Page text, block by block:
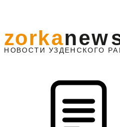
НО ВОСТИ УЗДЕНС КО ГО Р
zorkanew